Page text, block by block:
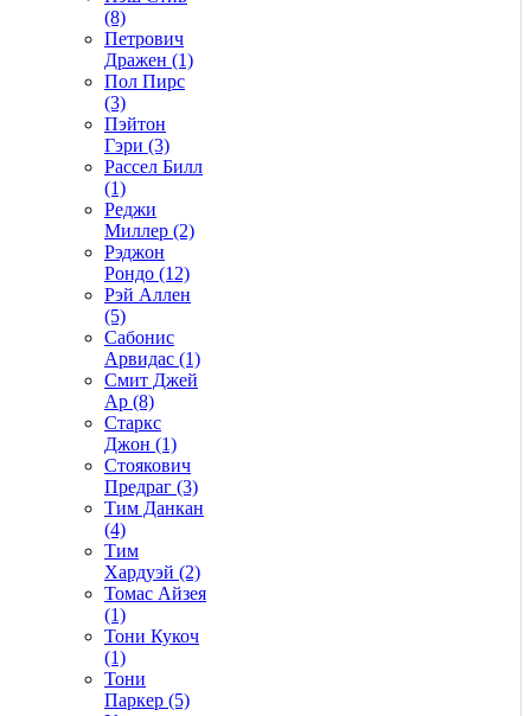
(8)
Петрович
Дражен (1)
Пол Пирс
(3)
Пэйтон
Гэри (3)
Рассел Билл
(1)
Реджи
Миллер (2)
Рэджон
Рондо (12)
Рэй Аллен
(5)
Сабонис
Арвидас (1)
Смит Джей
Ар (8)
Старкс
Джон (1)
Стоякович
Предраг (3)
Тим Данкан
(4)
Тим
Хардуэй (2)
Томас Айзея
(1)
Тони Кукоч
(1)
Тони
Паркер (5)